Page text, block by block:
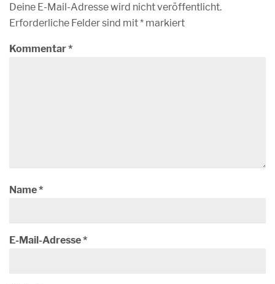
Deine E-Mail-Adresse wird nicht veröffentlicht.
Erforderliche Felder sind mit* markiert
Kommentar*
Name*
E-Mail-Adresse*